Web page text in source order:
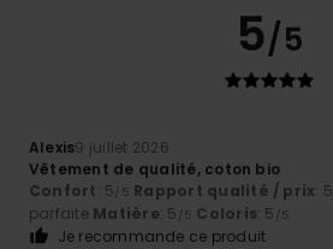
5/5
Alexis9 juillet 2026
Vêtement de qualité, coton bio
Confort: 5/5 Rapport qualité / prix: 5
parfaite Matière: 5 /5 Coloris: 5 /5
Je recommande ce produit